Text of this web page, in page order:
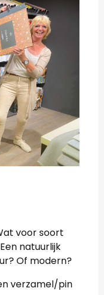
voor soort
natuurlijk
Of modern?
verzamel/pin